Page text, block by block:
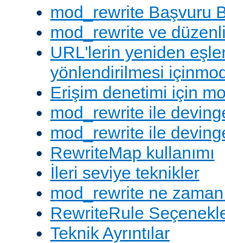
mod_rewrite Başvuru
mod_rewrite ve
URL'lerin yeniden
yönlendirilmesi
Erişim denetimi için
mod_rewrite ile
mod_rewrite ile
RewriteMap kullanımı
İleri seviye teknikler
mod_rewrite ne
RewriteRule
Teknik Ayrıntılar